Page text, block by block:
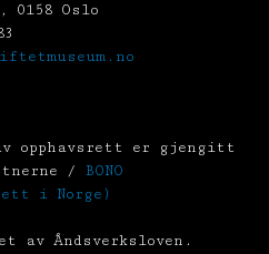
0158 Oslo
opphavsrett er gjengitt
/ BONO
i Norge)
av Åndsverksloven.